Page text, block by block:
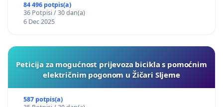
84 496 potpis(a)
36 Potpisi / 30 dan(a)
6 Dec 2025
Peticija za mogućnost prijevoza bicikla s pomoćnim
električnim pogonom u Žičari Sljeme
587 potpis(a)